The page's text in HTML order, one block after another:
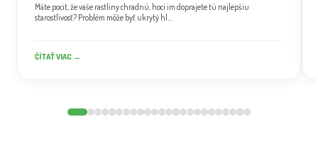
Máte pocit, že vaše rastliny chradnú, hoci im doprajete tú najlepšiu
starostlivosť? Problém môže byť ukrytý hl...
ČÍTAŤ VIAC →